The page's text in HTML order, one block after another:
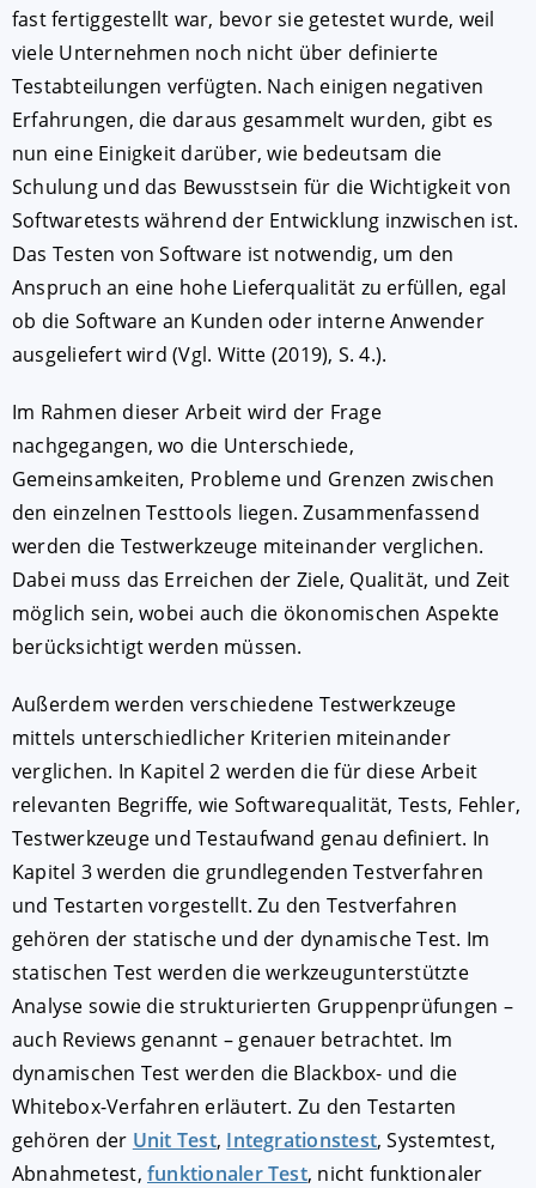
fast fertiggestellt war, bevor sie getestet wurde, weil
viele Unternehmen noch nicht über definierte
Testabteilungen verfügten. Nach einigen negativen
Erfahrungen, die daraus gesammelt wurden, gibt es
nun eine Einigkeit darüber, wie bedeutsam die
Schulung und das Bewusstsein für die Wichtigkeit von
Softwaretests während der Entwicklung inzwischen ist.
Das Testen von Software ist notwendig, um den
Anspruch an eine hohe Lieferqualität zu erfüllen, egal
ob die Software an Kunden oder interne Anwender
ausgeliefert wird (Vgl. Witte (2019), S. 4.).
Im Rahmen dieser Arbeit wird der Frage
nachgegangen, wo die Unterschiede,
Gemeinsamkeiten, Probleme und Grenzen zwischen
den einzelnen Testtools liegen. Zusammenfassend
werden die Testwerkzeuge miteinander verglichen.
Dabei muss das Erreichen der Ziele, Qualität, und Zeit
möglich sein, wobei auch die ökonomischen Aspekte
berücksichtigt werden müssen.
Außerdem werden verschiedene Testwerkzeuge
mittels unterschiedlicher Kriterien miteinander
verglichen. In Kapitel 2 werden die für diese Arbeit
relevanten Begriffe, wie Softwarequalität, Tests, Fehler,
Testwerkzeuge und Testaufwand genau definiert. In
Kapitel 3 werden die grundlegenden Testverfahren
und Testarten vorgestellt. Zu den Testverfahren
gehören der statische und der dynamische Test. Im
statischen Test werden die werkzeugunterstützte
Analyse sowie die strukturierten Gruppenprüfungen –
auch Reviews genannt – genauer betrachtet. Im
dynamischen Test werden die Blackbox- und die
Whitebox-Verfahren erläutert. Zu den Testarten
gehören der Unit Test, Integrationstest, Systemtest,
Abnahmetest, funktionaler Test, nicht funktionaler